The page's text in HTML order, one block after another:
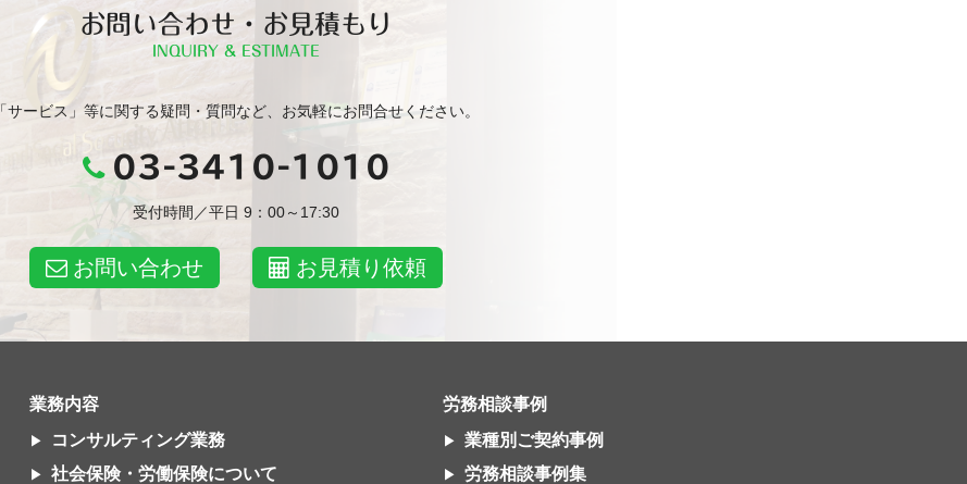
お問い合わせ・お見積もり
INQUIRY & ESTIMATE
「サービス」等に関する疑問・質問など、お気軽にお問合せください。
03-3410-1010
受付時間／平日 9：00～17:30
お問い合わせ お見積り依頼
業務内容
コンサルティング業務
社会保険・労働保険について
労務相談事例
業種別ご契約事例
労務相談事例集